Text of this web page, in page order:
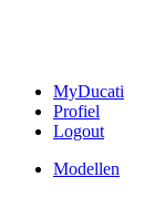
MyDucati
Profiel
Logout
Modellen